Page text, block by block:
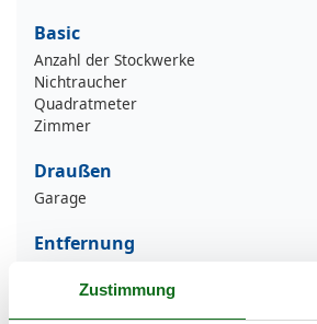
Basic
Anzahl der Stockwerke
Nichtraucher
Quadratmeter
Zimmer
Draußen
Garage
Entfernung
Strandentfernung
Zustimmung